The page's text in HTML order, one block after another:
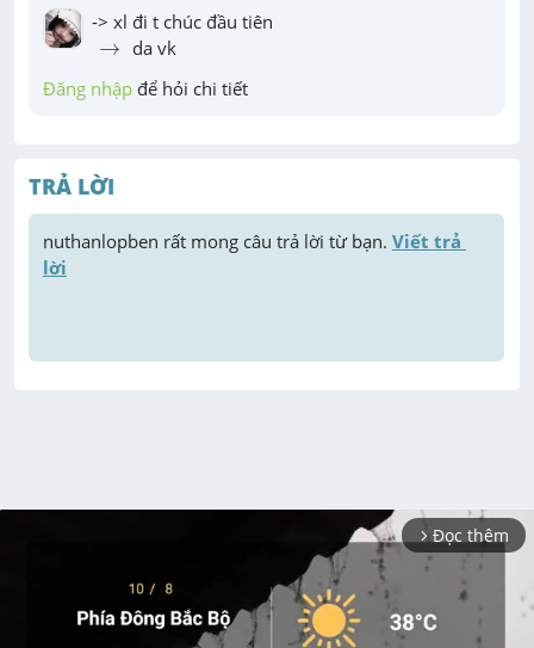
→
→
da vk
Đăng nhập để hỏi chi tiết
TRẢ LỜI
nuthanlopben rất mong câu trả lời từ bạn. Viết trả
lời
arrow_forward_ios Đọc thêm